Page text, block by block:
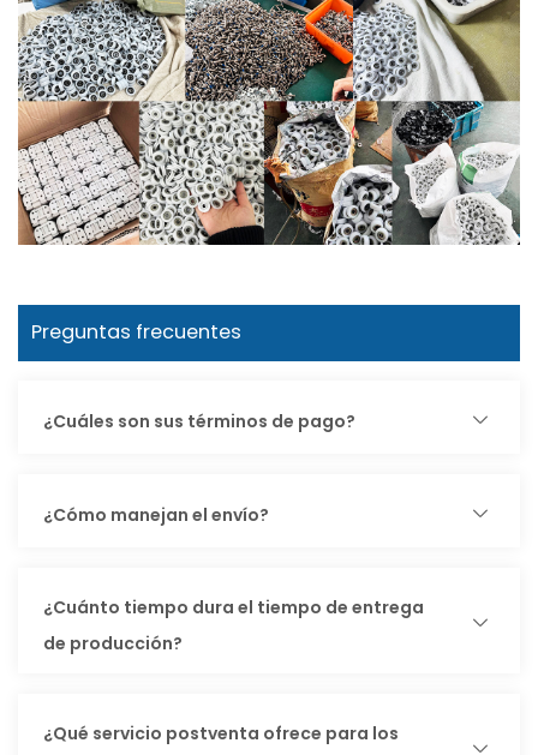
Preguntas frecuentes
¿Cuáles son sus términos de pago?
¿Cómo manejan el envío?
¿Cuánto tiempo dura el tiempo de entrega
de producción?
¿Qué servicio postventa ofrece para los